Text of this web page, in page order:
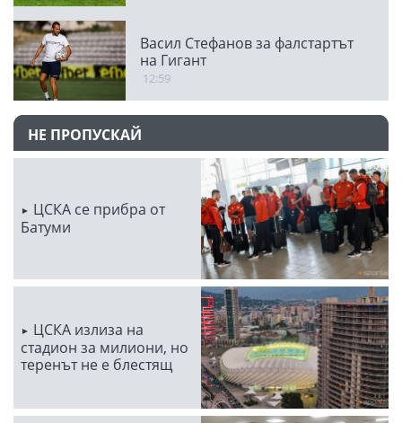
Васил Стефанов за фалстартът
на Гигант
12:59
НЕ ПРОПУСКАЙ
ЦСКА се прибра от
Батуми
ЦСКА излиза на
стадион за милиони, но
теренът не е блестящ